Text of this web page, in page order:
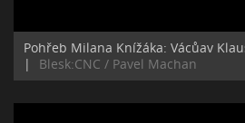
Pohřeb Milana Knížáka: Vácůav
|
Blesk:CNC / Pavel Machan